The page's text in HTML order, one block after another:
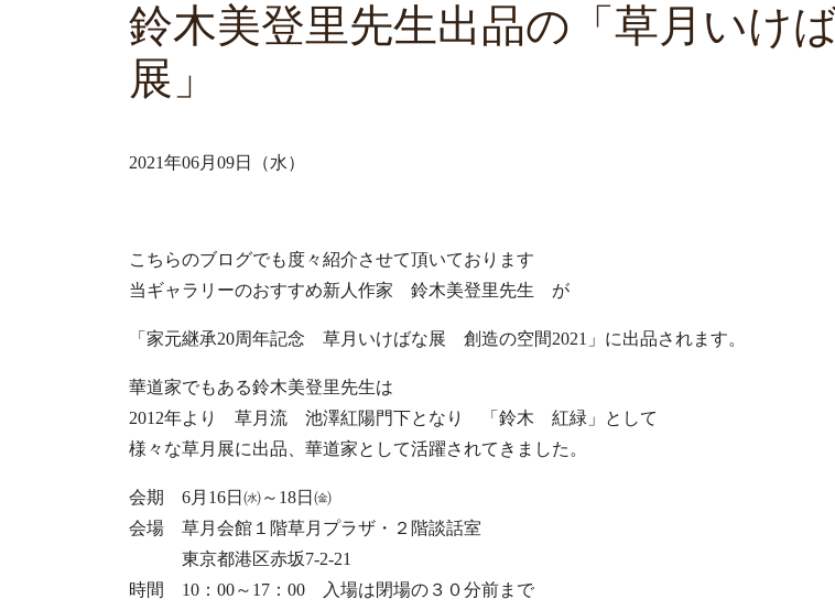
鈴木美登里先生出品の「草月いけ
展」
2021年06月09日（水）
こちらのブログでも度々紹介させて頂いております
当ギャラリーのおすすめ新人作家 鈴木美登里先生 が
「家元継承20周年記念 草月いけばな展 創造の空間2021」に出品されます。
華道家でもある鈴木美登里先生は
2012年より 草月流 池澤紅陽門下となり 「鈴木 紅緑」として
様々な草月展に出品、華道家として活躍されてきました。
会期 6月16日㈬～18日㈮
会場 草月会館１階草月プラザ・２階談話室
東京都港区赤坂7-2-21
時間 10：00～17：00 入場は閉場の３０分前まで